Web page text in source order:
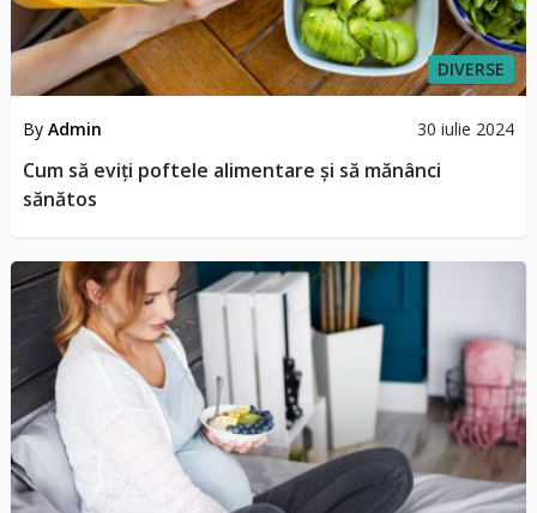
DIVERSE
By Admin 30 iulie 2024
Cum să eviți poftele alimentare și să mănânci
sănătos